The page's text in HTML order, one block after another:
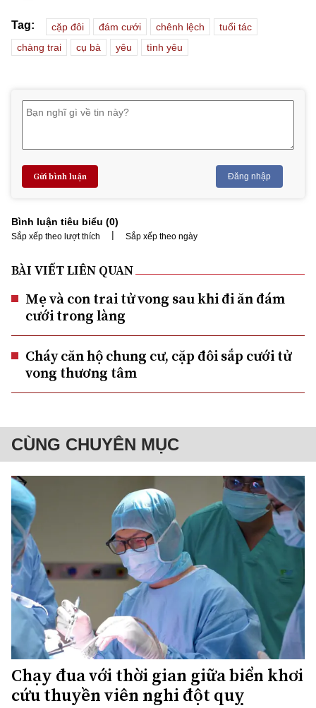
Tag: cặp đôi đám cưới chênh lệch
tuổi tác
chàng trai
cụ bà yêu tình yêu
Gửi bình luận Đăng nhập
Bình luận tiêu biểu (0)
Sắp xếp theo lượt thích | Sắp xếp theo ngày
BÀI VIẾT LIÊN QUAN
Mẹ và con trai tử vong sau khi đi ăn đám
cưới trong làng
Cháy căn hộ chung cư, cặp đôi sắp cưới tử
vong thương tâm
CÙNG CHUYÊN MỤC
Chạy đua với thời gian giữa biển khơi
cứu thuyền viên nghi đột quỵ